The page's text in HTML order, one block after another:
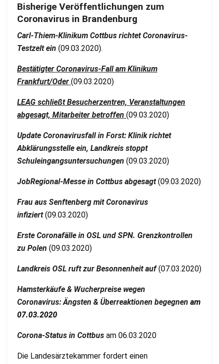
Bisherige Veröffentlichungen zum
Coronavirus in Brandenburg
Carl-Thiem-Klinikum Cottbus richtet Coronavirus-
Testzelt ein (09.03.2020).
Bestätigter Coronavirus-Fall am Klinikum
Frankfurt/Oder (09.03.2020)
LEAG schließt Besucherzentren, Veranstaltungen
abgesagt, Mitarbeiter betroffen (09.03.2020)
Update Coronavirusfall in Forst: Klinik richtet
Abklärungsstelle ein, Landkreis stoppt
Schuleingangsuntersuchungen (09.03.2020)
JobRegional-Messe in Cottbus abgesagt(09.03.2020)
Frau aus Senftenberg mit Coronavirus
infiziert (09.03.2020)
Erste Coronafälle in OSL und SPN. Grenzkontrollen
zu Polen (09.03.2020)
Landkreis OSL ruft zur Besonnenheit auf(07.03.2020)
Hamsterkäufe & Wucherpreise wegen
Coronavirus: Ängsten & Überreaktionen begegnen am
07.03.2020
Corona-Status in Cottbus am 06.03.2020
Die Landesärztekammer fordert einen